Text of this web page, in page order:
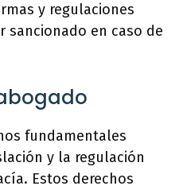
y regulaciones
sancionado en caso de
fundamentales
y la regulación
Estos derechos